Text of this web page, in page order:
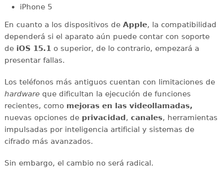
iPhone 5
En cuanto a los dispositivos de Apple, la compatibilidad
dependerá si el aparato aún puede contar con soporte
deiOS 15.1o superior, de lo contrario, empezará a
presentar fallas.
Los teléfonos más antiguos cuentan con limitaciones de
hardwareque dificultan la ejecución de funciones
recientes, como mejoras en las videollamadas,
nuevas opciones de privacidad , canales, herramientas
impulsadas por inteligencia artificial y sistemas de
cifrado más avanzados.
Sin embargo, el cambio no será radical.